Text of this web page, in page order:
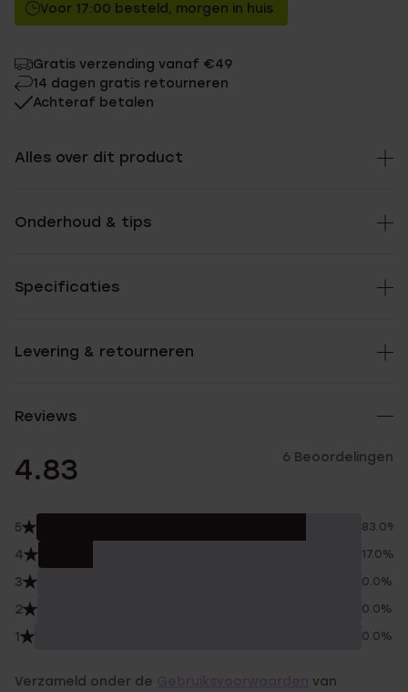
Voor 17:00 besteld, morgen in huis
Gratis verzending vanaf €49
14 dagen gratis retourneren
Achteraf betalen
Alles over dit product
Onderhoud & tips
Specificaties
Levering & retourneren
Reviews
4.83 6 Beoordelingen
5 83.0%
4 17.0%
3 0.0%
2 0.0%
1 0.0%
Verzameld onder de
van